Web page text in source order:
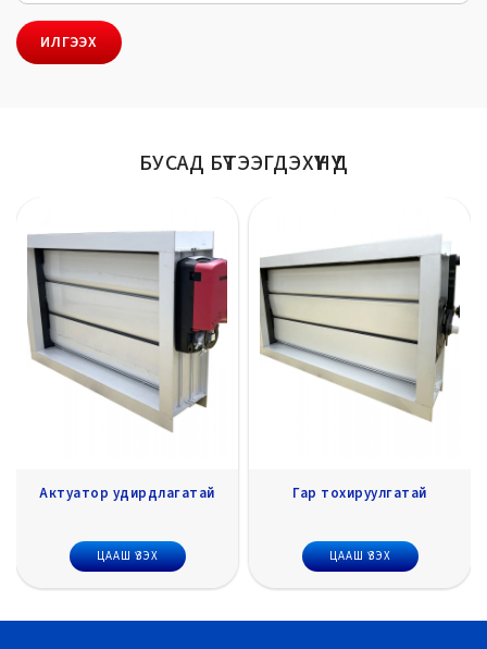
ИЛГЭЭХ
БУСАД БҮТЭЭГДЭХҮҮНҮҮД
Гар тохируулгатай
ЦААШ ҮЗЭХ
Утаа болон Галын
ЦААШ ҮЗЭХ